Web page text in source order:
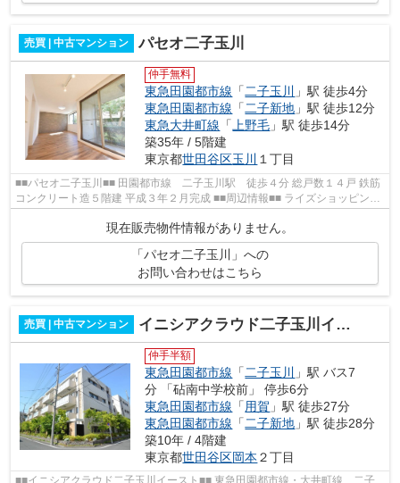
売買 | 中古マンション パセオ二子玉川
仲手無料
東急田園都市線 「 二子玉川
」駅 徒歩4分
東急田園都市線 「 二子新地 」駅 徒歩12分
東急大井町線 「 上野毛 」駅 徒歩14分
築35年 / 5階建
東京都世田谷区玉川 １丁目
■■パセオ二子玉川■■ 田園都市線 二子玉川駅 徒歩４分 総戸数１４戸 鉄筋
コンクリート造５階建 平成３年２月完成 ■■周辺情報■■ ライズショッピング
センター １０９シネマズ二子玉...
現在販売物件情報がありません。
「パセオ二子玉川」への
お問い合わせはこちら
売買 | 中古マンション イニシアクラウド二子玉川イースト
仲手半額
東急田園都市線 「二子玉川 」駅 バス7
分 「砧南中学校前」 停歩6分
東急田園都市線 「用賀 」駅 徒歩27分
東急田園都市線 「二子新地 」駅 徒歩28分
築10年 / 4階建
東京都世田谷区岡本 ２丁目